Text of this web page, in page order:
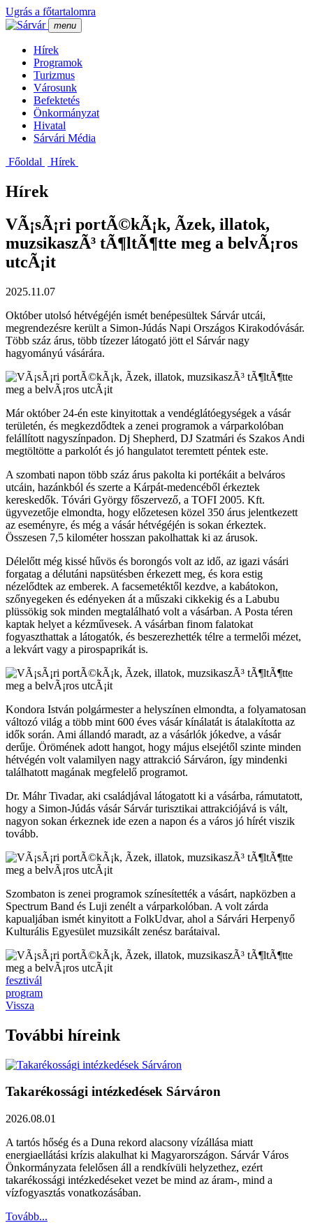
Ugrás a főtartalomra
menu
Hí­rek
Programok
Turizmus
Városunk
Befektetés
Önkormányzat
Hivatal
Sárvári Média
Főoldal
Hí­rek
Hírek
VÃ¡sÃ¡ri portÃ©kÃ¡k, Ã­zek, illatok,
muzsikaszÃ³ tÃ¶ltÃ¶tte meg a belvÃ¡ros
utcÃ¡it
2025.11.07
Október utolsó hétvégéjén ismét benépesültek Sárvár utcái,
megrendezésre került a Simon-Júdás Napi Országos Kirakodóvásár.
Több száz árus, több tízezer látogató jött el Sárvár nagy
hagyományú vásárára.
Már október 24-én este kinyitottak a vendéglátóegységek a vásár
területén, és megkezdődtek a zenei programok a várparkolóban
felállított nagyszínpadon. Dj Shepherd, DJ Szatmári és Szakos Andi
megtöltötte a parkolót és jó hangulatot teremtett péntek este.
A szombati napon több száz árus pakolta ki portékáit a belváros
utcáin, hazánkból és szerte a Kárpát-medencéből érkeztek
kereskedők. Tóvári György főszervező, a TOFI 2005. Kft.
ügyvezetője elmondta, hogy előzetesen közel 350 árus jelentkezett
az eseményre, és még a vásár hétvégéjén is sokan érkeztek.
Összesen 7,5 kilométer hosszan pakolhattak ki az árusok.
Délelőtt még kissé hűvös és borongós volt az idő, az igazi vásári
forgatag a délutáni napsütésben érkezett meg, és kora estig
nézelődtek az emberek. A facsemetéktől kezdve, a kabátokon,
szőnyegeken és edényeken át a műszaki cikkekig és a Labubu
plüssökig sok minden megtalálható volt a vásárban. A Posta téren
kaptak helyet a kézművesek. A vásárban finom falatokat
fogyaszthattak a látogatók, és beszerezhették télre a termelői mézet,
a lekvárt vagy a pirospaprikát is.
Kondora István polgármester a helyszínen elmondta, a folyamatosan
változó világ a több mint 600 éves vásár kínálatát is átalakította az
idők során. Ami állandó maradt, az a vásárlók jókedve, a vásár
derűje. Örömének adott hangot, hogy május elsejétől szinte minden
hétvégén volt valamilyen nagy attrakció Sárváron, így mindenki
találhatott magának megfelelő programot.
Dr. Máhr Tivadar, aki családjával látogatott ki a vásárba, rámutatott,
hogy a Simon-Júdás vásár Sárvár turisztikai attrakciójává is vált,
nagyon sokan érkeznek ide ezen a napon és a város jó hírét viszik
tovább.
Szombaton is zenei programok színesítették a vásárt, napközben a
Spectrum Band és Luji zenélt a várparkolóban. A volt zárda
kapualjában ismét kinyitott a FolkUdvar, ahol a Sárvári Herpenyő
Kulturális Egyesület muzsikált zenész barátaival.
fesztivál
program
Vissza
További híreink
Takarékossági intézkedések Sárváron
2026.08.01
A tartós hőség és a Duna rekord alacsony vízállása miatt
energiaellátási krízis alakulhat ki Magyarországon. Sárvár Város
Önkormányzata felelősen áll a rendkívüli helyzethez, ezért
takarékossági intézkedéseket vezet be mind az áram-, mind a
vízfogyasztás vonatkozásában.
Tovább...